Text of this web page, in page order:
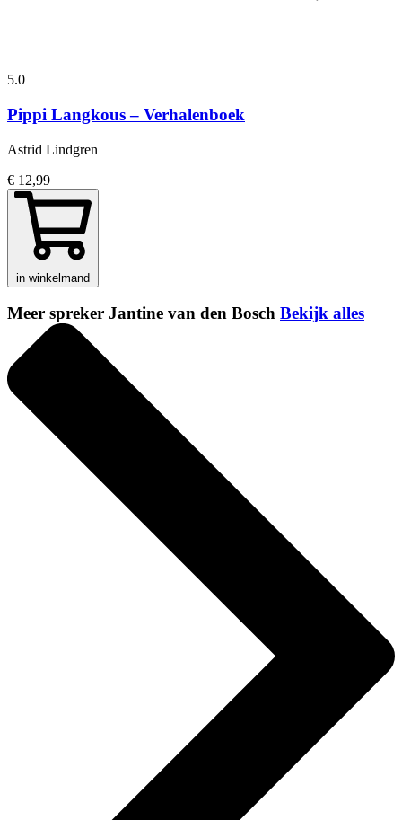
5.0
Pippi Langkous – Verhalenboek
Astrid Lindgren
€ 12,99
in winkelmand
Meer spreker Jantine van den Bosch Bekijk alles